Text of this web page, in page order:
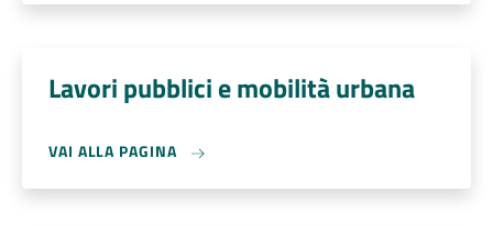
Lavori pubblici e mobilità urbana
VAI ALLA PAGINA